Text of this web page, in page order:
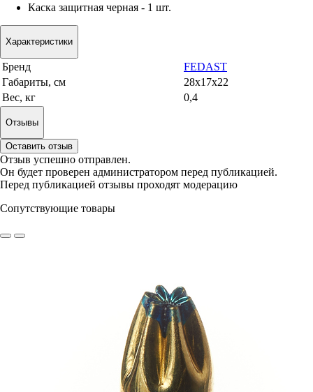
Каска защитная черная - 1 шт.
Характеристики
Бренд
FEDAST
Габариты, см
28x17x22
Вес, кг
0,4
Отзывы
Оставить отзыв
Отзыв успешно отправлен.
Он будет проверен администратором перед публикацией.
Перед публикацией отзывы проходят модерацию
Сопутствующие товары